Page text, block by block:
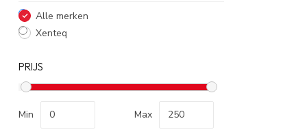
Alle merken
Xenteq
PRIJS
Min Max